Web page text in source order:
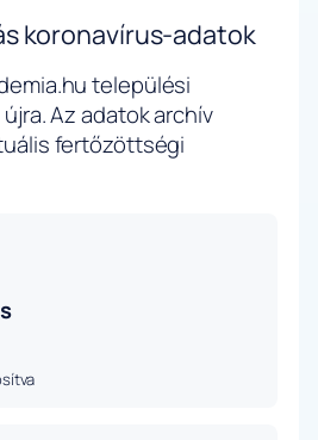
koronavírus-adatok
települési
Az adatok archív
fertőzöttségi